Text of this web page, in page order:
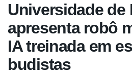
Universidade de
apresenta robô
IA treinada em
budistas